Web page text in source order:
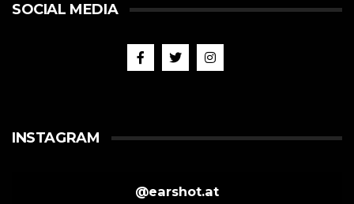
SOCIAL MEDIA
INSTAGRAM
@earshot.at